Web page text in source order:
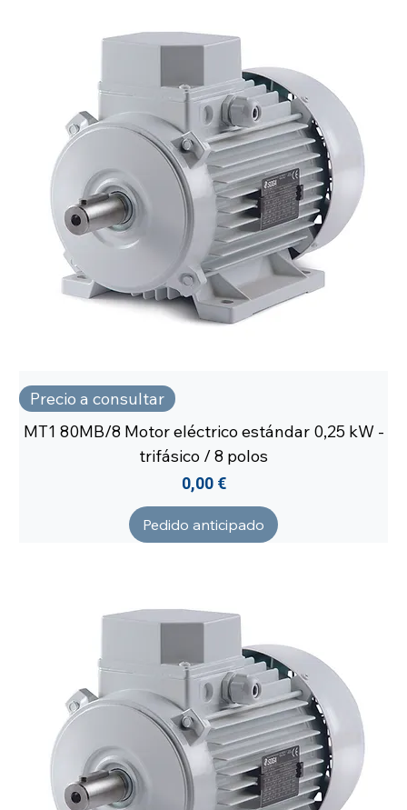
Precio a consultar
MT1 80MB/8 Motor eléctrico estándar 0,25 kW -
trifásico / 8 polos
Precio
0,00 €
Pedido anticipado